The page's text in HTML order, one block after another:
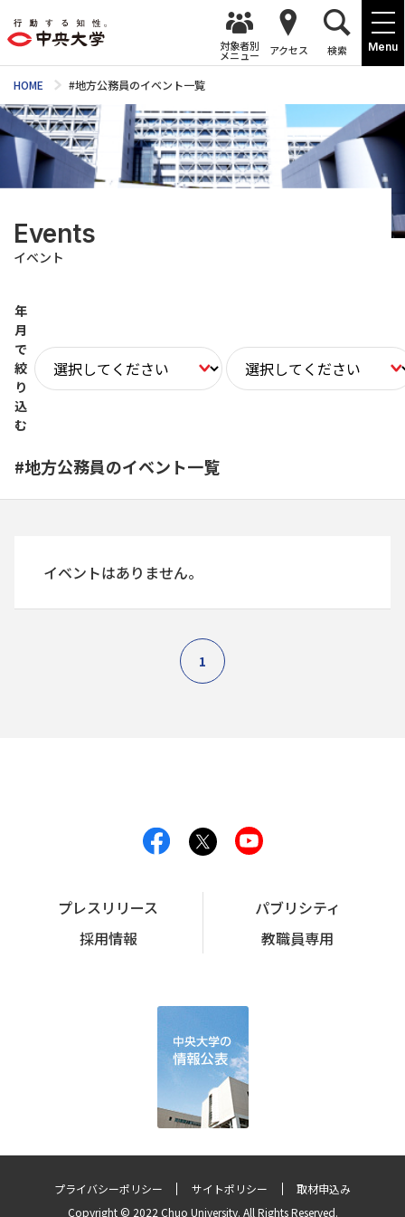
Menu
対象者別
メニュー アクセス 検索
HOME #地方公務員のイベント一覧
Events
イベント
年
月
で
絞
り
込
む
#地方公務員のイベント一覧
イベントはありません。
1
プレスリリース
パブリシティ
採用情報
教職員専用
プライバシーポリシー サイトポリシー
取材申込み
Copyright © 2022 Chuo University. All Rights Reserved.